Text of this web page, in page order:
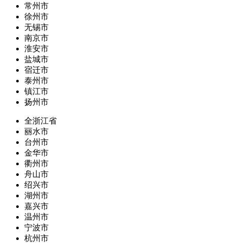
常州市
徐州市
无锡市
南京市
淮安市
盐城市
宿迁市
泰州市
镇江市
扬州市
全浙江省
丽水市
台州市
金华市
衢州市
舟山市
绍兴市
湖州市
嘉兴市
温州市
宁波市
杭州市